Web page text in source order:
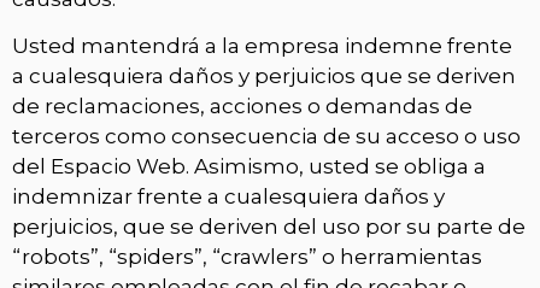
Usted mantendrá a la empresa indemne frente
a cualesquiera daños y perjuicios que se deriven
de reclamaciones, acciones o demandas de
terceros como consecuencia de su acceso o uso
del Espacio Web. Asimismo, usted se obliga a
indemnizar frente a cualesquiera daños y
perjuicios, que se deriven del uso por su parte de
“robots”, “spiders”, “crawlers” o herramientas